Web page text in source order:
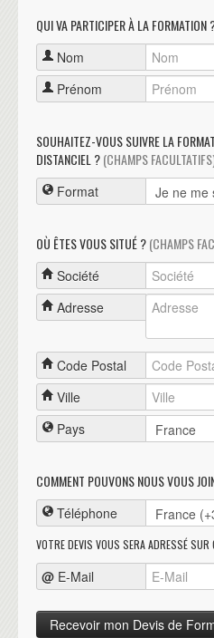
QUI VA PARTICIPER À LA FORMATION
Nom
Prénom
SOUHAITEZ-VOUS SUIVRE LA
DISTANCIEL ?(CHAMPS
Format
OÙ ÊTES VOUS SITUÉ ?(CHAMPS
Société
Adresse
Code Postal
Ville
Pays
COMMENT POUVONS NOUS VOUS
Téléphone
VOTRE DEVIS VOUS SERA ADRESSÉ SUR
@ E-Mail